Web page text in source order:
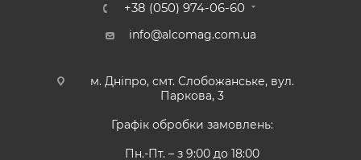
+38 (050) 974-06-60
info@alcomag.com.ua
м. Дніпро, смт. Слобожанське, вул.
Паркова, 3
Графік обробки замовлень:
Пн.-Пт. – з 9:00 до 18:00